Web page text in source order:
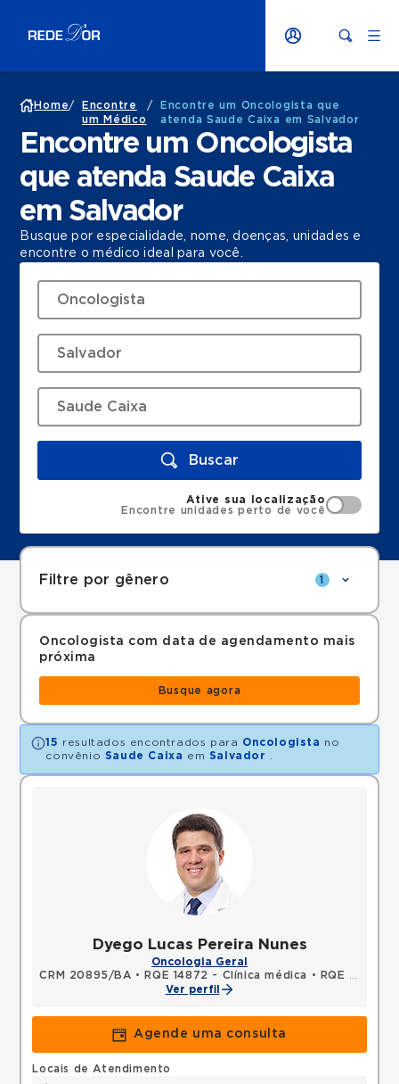
Home/
Encontre
um Médico
/
Encontre um Oncologista que
atenda Saude Caixa em Salvador
Encontre um Oncologista
que atenda Saude Caixa
em Salvador
Busque por especialidade, nome, doenças, unidades e
encontre o médico ideal para você.
Buscar
Ative sua localização
Encontre unidades perto de você
Filtre por gênero 1
Oncologista com data de agendamento mais
próxima
Busque agora
15 resultados encontrados para Oncologista no
convênio Saude Caixa em Salvador
Dyego Lucas Pereira Nunes
Oncologia Geral
CRM 20895/BA • RQE 14872 - Clínica médica •
RQE 14873 - Oncologia clínica
Ver perfil
Agende uma consulta
Locais de Atendimento